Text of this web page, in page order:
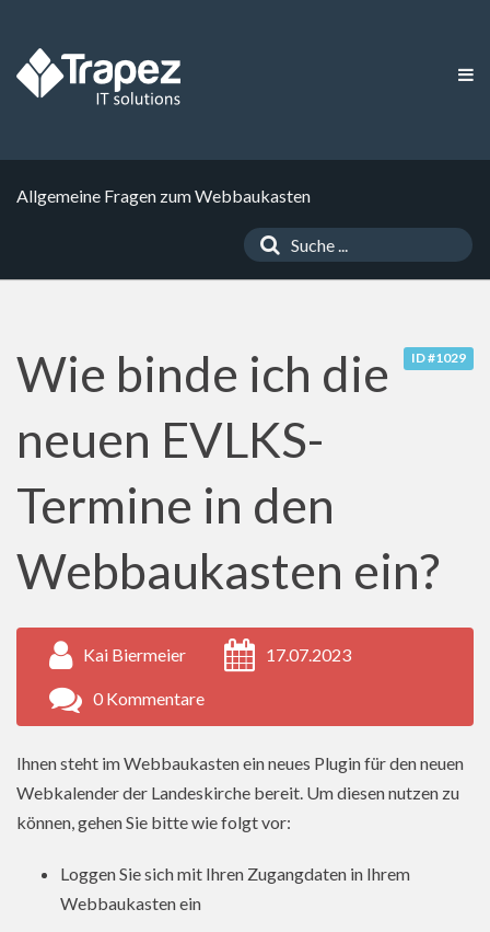
Allgemeine Fragen zum Webbaukasten
ID #1029
Wie binde ich die
neuen EVLKS-
Termine in den
Webbaukasten ein?
Kai Biermeier 17.07.2023
0 Kommentare
Ihnen steht im Webbaukasten ein neues Plugin für den neuen
Webkalender der Landeskirche bereit. Um diesen nutzen zu
können, gehen Sie bitte wie folgt vor:
Loggen Sie sich mit Ihren Zugangdaten in Ihrem
Webbaukasten ein